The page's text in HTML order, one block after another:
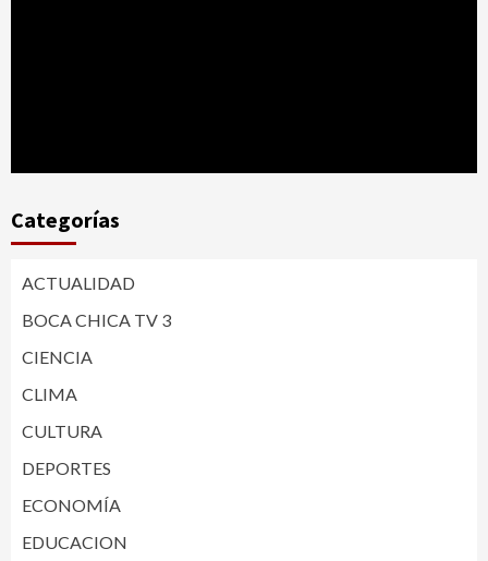
Categorías
ACTUALIDAD
BOCA CHICA TV 3
CIENCIA
CLIMA
CULTURA
DEPORTES
ECONOMÍA
EDUCACION